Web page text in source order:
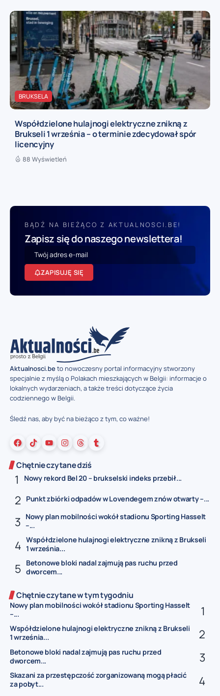
BRUKSELA
Współdzielone hulajnogi elektryczne znikną z
Brukseli 1 września – o terminie zdecydował spór
licencyjny
88 Wyświetleń
BĄDŹ NA BIEŻĄCO Z AKTUALNOSCI.BE!
Zapisz się do naszego newslettera!
ZAPISUJĘ SIĘ
Aktualnosci.beto nowoczesny portal informacyjny stworzony
specjalnie z myślą o Polakach mieszkających w Belgii: informacje o
lokalnych wydarzeniach, a także treści dotyczące życia
codziennego w Belgii.
Śledź nas, aby być na bieżąco z tym, co ważne!
Chętnie czytane dziś
Nowy rekord Bel 20 – brukselski indeks przebił...
Punkt zbiórki odpadów w Lovendegem znów otwarty –...
Nowy plan mobilności wokół stadionu Sporting Hasselt
–...
Współdzielone hulajnogi elektryczne znikną z Brukseli
1 września...
Betonowe bloki nadal zajmują pas ruchu przed
dworcem...
Chętnie czytane w tym tygodniu
Nowy plan mobilności wokół stadionu Sporting Hasselt
–...
Współdzielone hulajnogi elektryczne znikną z Brukseli
1 września...
Betonowe bloki nadal zajmują pas ruchu przed
dworcem...
Skazani za przestępczość zorganizowaną mogą płacić
za pobyt...